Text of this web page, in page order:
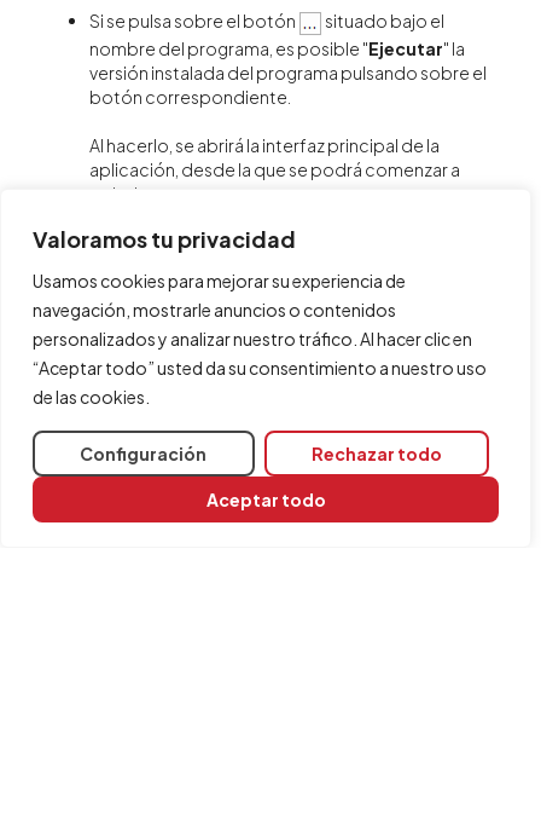
Valoramos tu privacidad
Usamos cookies para mejorar su experiencia de
navegación, mostrarle anuncios o contenidos
personalizados y analizar nuestro tráfico. Al hacer clic en
“Aceptar todo” usted da su consentimiento a nuestro uso
de las cookies.
Configuración Rechazar todo
Aceptar todo
Si se pulsa sobre el botón
situado bajo el
nombre del programa, es posible "Ejecutar" la
versión instalada del programa pulsando sobre el
botón correspondiente.
Al hacerlo, se abrirá la interfaz principal de la
aplicación, desde la que se podrá comenzar a
trabajar.